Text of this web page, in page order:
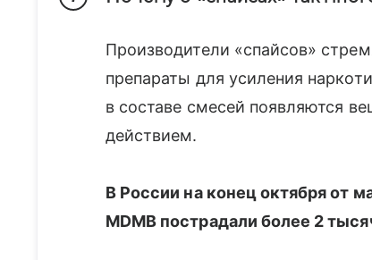
Производители «спайсов»
препараты для усиления
в составе смесей появляются
действием.
В России на конец октября от
MDMB пострадали более 2